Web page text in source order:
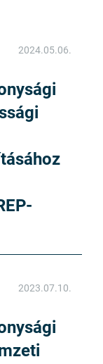
2024.05.06.
2023.07.10.